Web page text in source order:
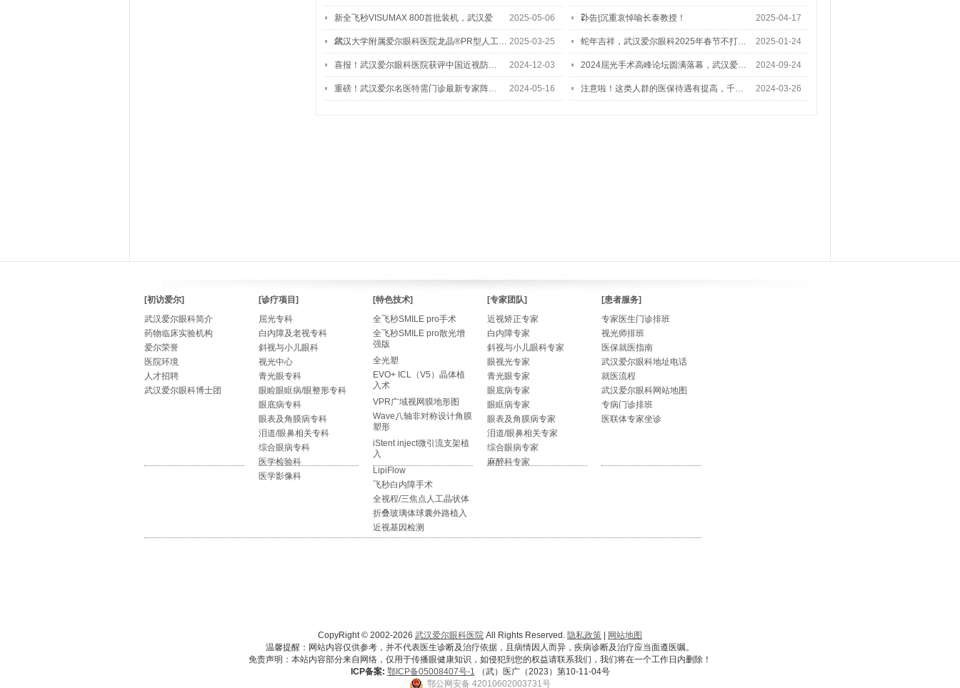
2…
新全飞秒VISUMAX 800首批装机，武汉爱
尔…
2025-05-06 讣告|沉重哀悼喻长泰教授！ 2025-04-17
武汉大学附属爱尔眼科医院龙晶®PR型人工… 2025-03-25 蛇年吉祥，武汉爱尔眼科2025年春节不打… 2025-01-24
喜报！武汉爱尔眼科医院获评中国近视防… 2024-12-03 2024屈光手术高峰论坛圆满落幕，武汉爱… 2024-09-24
重磅！武汉爱尔名医特需门诊最新专家阵… 2024-05-16 注意啦！这类人群的医保待遇有提高，千… 2024-03-26
[初访爱尔]
武汉爱尔眼科简介
药物临床实验机构
爱尔荣誉
医院环境
人才招聘
武汉爱尔眼科博士团
[诊疗项目]
屈光专科
白内障及老视专科
斜视与小儿眼科
视光中心
青光眼专科
眼睑眼眶病/眼整形专科
眼底病专科
眼表及角膜病专科
泪道/眼鼻相关专科
综合眼病专科
医学检验科
医学影像科
[特色技术]
全飞秒SMILE pro手术
全飞秒SMILE pro散光增
强版
全光塑
EVO+ ICL（V5）晶体植
入术
VPR广域视网膜地形图
Wave八轴非对称设计角膜
塑形
iStent inject微引流支架植
入
LipiFlow
飞秒白内障手术
全视程/三焦点人工晶状体
折叠玻璃体球囊外路植入
近视基因检测
[专家团队]
近视矫正专家
白内障专家
斜视与小儿眼科专家
眼视光专家
青光眼专家
眼底病专家
眼眶病专家
眼表及角膜病专家
泪道/眼鼻相关专家
综合眼病专家
麻醉科专家
[患者服务]
专家医生门诊排班
视光师排班
医保就医指南
武汉爱尔眼科地址电话
就医流程
武汉爱尔眼科网站地图
专病门诊排班
医联体专家坐诊
CopyRight © 2002-2026 武汉爱尔眼科医院 All Rights Reserved. 隐私政策
网站地图
温馨提醒：网站内容仅供参考，并不代表医生诊断及治疗依据，且病情因人而异，疾病诊断及治疗应当面遵医嘱。
免责声明：本站内容部分来自网络，仅用于传播眼健康知识，如侵犯到您的权益请联系我们，我们将在一个工作日内删除！
ICP备案: 鄂ICP备05008407号-1 （武）医广（2023）第10-11-04号
鄂公网安备 42010602003731号